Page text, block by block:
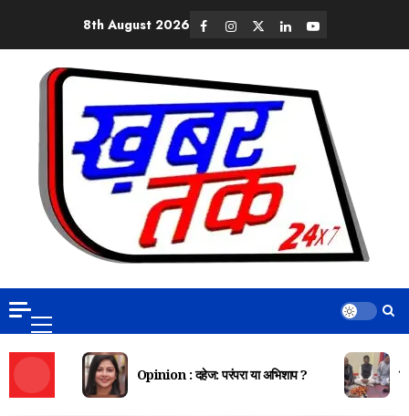
8th August 2026
Opinion : दहेज: परंपरा या अभिशाप ?